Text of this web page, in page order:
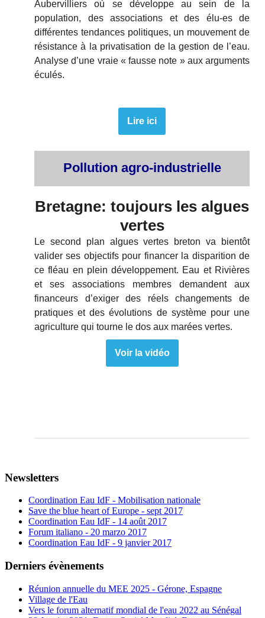
Aubervilliers où se développe au sein de la
population, des associations et des élu-es de
différentes tendances politiques, un mouvement de
résistance à la privatisation de la gestion de l’eau.
Analyse d’une vraie « fausse note » aux arguments
éculés.
Lire ici
Pollution agro-industrielle
Bretagne: toujours les algues
vertes
Le second plan algues vertes breton va bientôt
valider ses objectifs pour financer la disparition de
ce fléau en plein développement. Eau et Rivières
et ses associations membres demandent aux
financeurs d’exiger des réels changements de
pratiques et des évolutions de système pour une
agriculture qui tourne le dos aux marées vertes.
Voir la vidéo
Newsletters
Coordination Eau IdF - Mobilisation nationale
Save the blue heart of Europe - sept 2017
Coordination Eau IdF - 14 août 2017
Forum italiano - 20 marzo 2017
Coordination Eau IdF - 9 janvier 2017
Derniers évènements
Réunion annuelle du MEE 2025 - Gérone, Espagne
Village de l'Eau
Vers le forum alternatif mondial de l'eau 2022 au Sénégal